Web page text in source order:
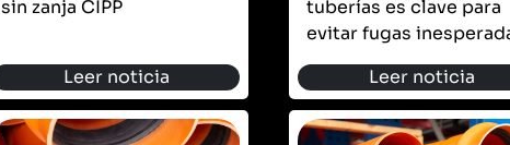
sin zanja CIPP
Leer noticia
tuberías es clave para
evitar fugas
Leer noticia